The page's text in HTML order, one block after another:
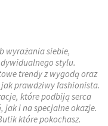
wyrażania siebie,
stylu.
trendy z wygodą oraz
jak prawdziwy fashionista.
które podbiją serca
jak i na specjalne okazje.
które pokochasz.